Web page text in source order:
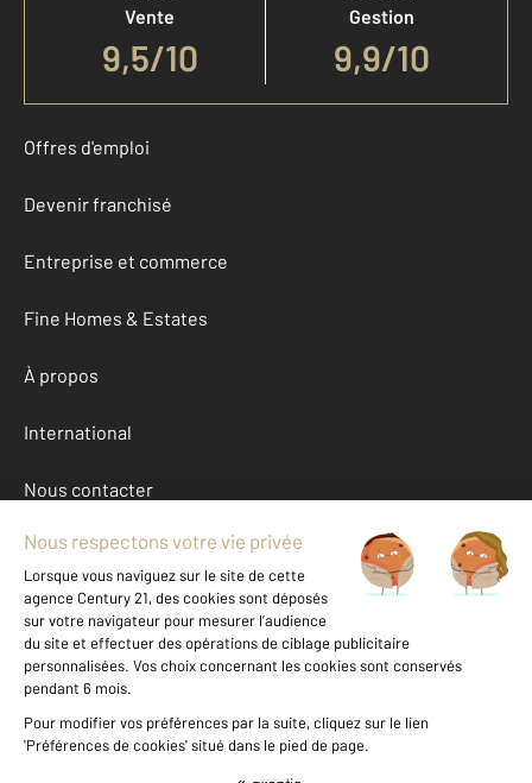
Vente
9,5/10
Gestion
9,9/10
Offres d'emploi
Devenir franchisé
Entreprise et commerce
Fine Homes & Estates
À propos
International
Nous contacter
Mentions légales & CGU et Barèmes d'honoraires
Données personnelles
Gestionnaire des cookies